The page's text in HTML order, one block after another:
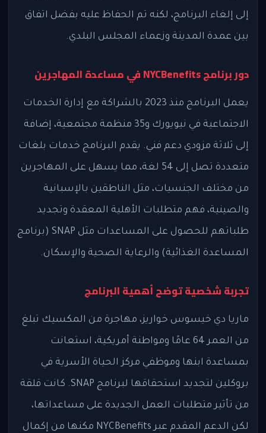
إلى إلغاء البرنامج، لكنه تم الحفاظ عليه بفضل اتفاق
بين عمدة المدينة وزعماء المجلس البلدي.
دور برنامج NYCBenefits في مساعدة المهاجرين
يعمل البرنامج منذ 2023 بالشراكة مع إدارة الخدمات
الاجتماعية في نيويورك و35 منظمة مجتمعية، إضافة
إلى ثلاثة مزودي دعم فني. يقدم البرنامج خدمات بلغات
متعددة تصل إلى 54 لغة، مما يسهل على المهاجرين
من مختلف الجنسيات، مثل الناطقين بالإسبانية
والصينية، فهم متطلبات الأهلية المعقدة وتجديد
طلباتهم للحصول على المساعدات مثل SNAP (برنامج
المساعدة الغذائية) والرعاية الصحية والإسكان.
تجربة شخصية توضح أهمية البرنامج
ماريا دي خيسوس خواريز، مهاجرة من المكسيك تبلغ
من العمر 64 عامًا ومواطنة أمريكية، استعانت
بمساعدة ابنها وموظفي مركز الحياة الأسرية في
بروكلين لتجديد استحقاقها لبرنامج SNAP. كانت قلقة
من تأثير متطلبات العمل الجديدة على مساعداتها،
لكن الدعم المقدم عبر NYCBenefits مكنها من إكمال